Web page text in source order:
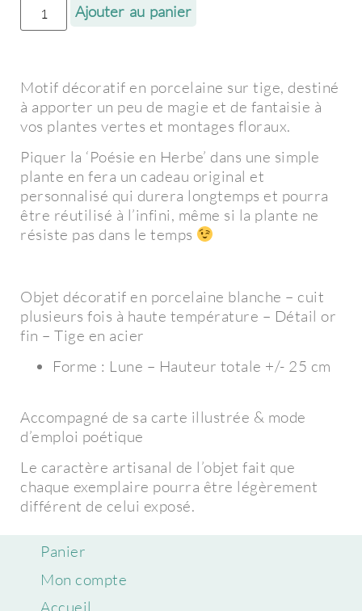
Ajouter au panier
Motif décoratif en porcelaine sur tige, destiné
à apporter un peu de magie et de fantaisie à
vos plantes vertes et montages floraux.
Piquer la ‘Poésie en Herbe’ dans une simple
plante en fera un cadeau original et
personnalisé qui durera longtemps et pourra
être réutilisé à l’infini, même si la plante ne
résiste pas dans le temps
Objet décoratif en porcelaine blanche – cuit
plusieurs fois à haute température – Détail or
fin – Tige en acier
Forme : Lune – Hauteur totale +/- 25 cm
Accompagné de sa carte illustrée & mode
d’emploi poétique
Le caractère artisanal de l’objet fait que
chaque exemplaire pourra être légèrement
différent de celui exposé.
Panier
Mon compte